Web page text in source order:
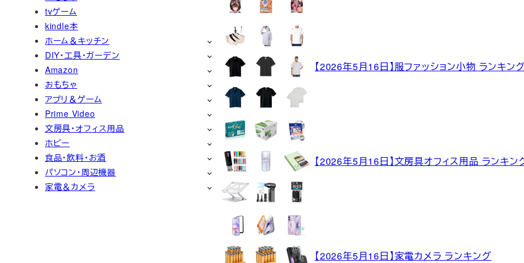
【2026年5月16日】服ファッション小物 ランキン
【2026年5月16日】文房具オフィス用品 ランキン
【2026年5月16日】家電カメラ ランキング
tvゲーム
kindle本
ホーム＆キッチン
DIY・工具・ガーデン
Amazon
おもちゃ
アプリ＆ゲーム
Prime Video
文房具・オフィス用品
ホビー
食品・飲料・お酒
パソコン・周辺機器
家電＆カメラ